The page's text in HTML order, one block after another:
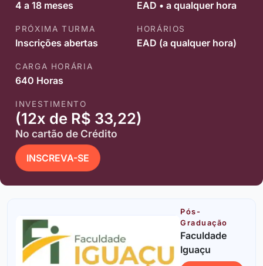
4 a 18 meses EAD • a qualquer hora
PRÓXIMA TURMA
Inscrições abertas
HORÁRIOS
EAD (a qualquer hora)
CARGA HORÁRIA
640 Horas
INVESTIMENTO
(12x de R$ 33,22)
No cartão de Crédito
INSCREVA-SE
Pós-
Graduação
Faculdade
Iguaçu